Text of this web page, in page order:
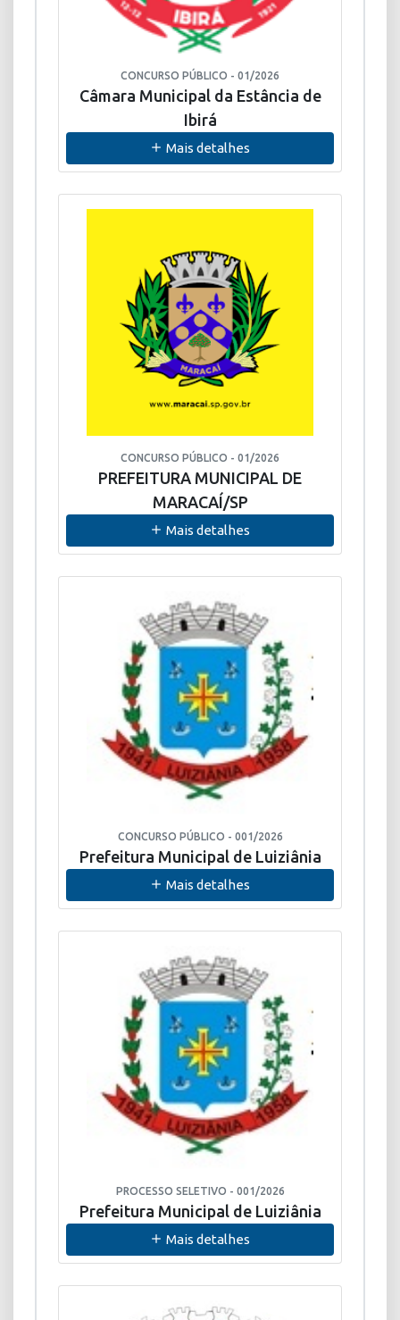
CONCURSO PÚBLICO - 01/2026
Câmara Municipal da Estância de
Ibirá
Mais detalhes
CONCURSO PÚBLICO - 01/2026
PREFEITURA MUNICIPAL DE
MARACAÍ/SP
Mais detalhes
CONCURSO PÚBLICO - 001/2026
Prefeitura Municipal de Luiziânia
Mais detalhes
PROCESSO SELETIVO - 001/2026
Prefeitura Municipal de Luiziânia
Mais detalhes